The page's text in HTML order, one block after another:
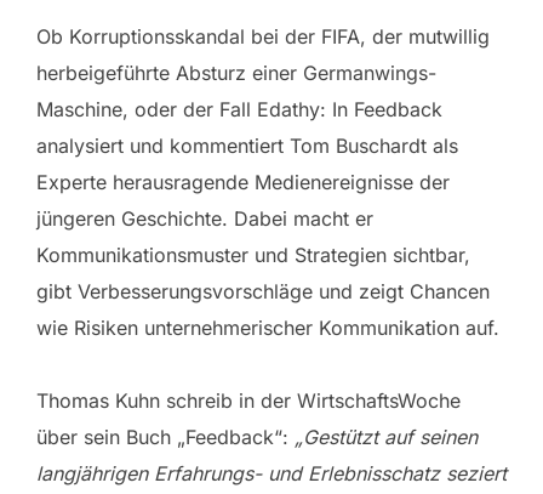
Ob Korruptionsskandal bei der FIFA, der mutwillig
herbeigeführte Absturz einer Germanwings-
Maschine, oder der Fall Edathy: In Feedback
analysiert und kommentiert Tom Buschardt als
Experte herausragende Medienereignisse der
jüngeren Geschichte. Dabei macht er
Kommunikationsmuster und Strategien sichtbar,
gibt Verbesserungsvorschläge und zeigt Chancen
wie Risiken unternehmerischer Kommunikation auf.
Thomas Kuhn schreib in der WirtschaftsWoche
über sein Buch „Feedback“: „Gestützt auf seinen
langjährigen Erfahrungs- und Erlebnisschatz seziert